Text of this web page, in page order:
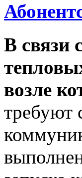
В связи
возле
требуют